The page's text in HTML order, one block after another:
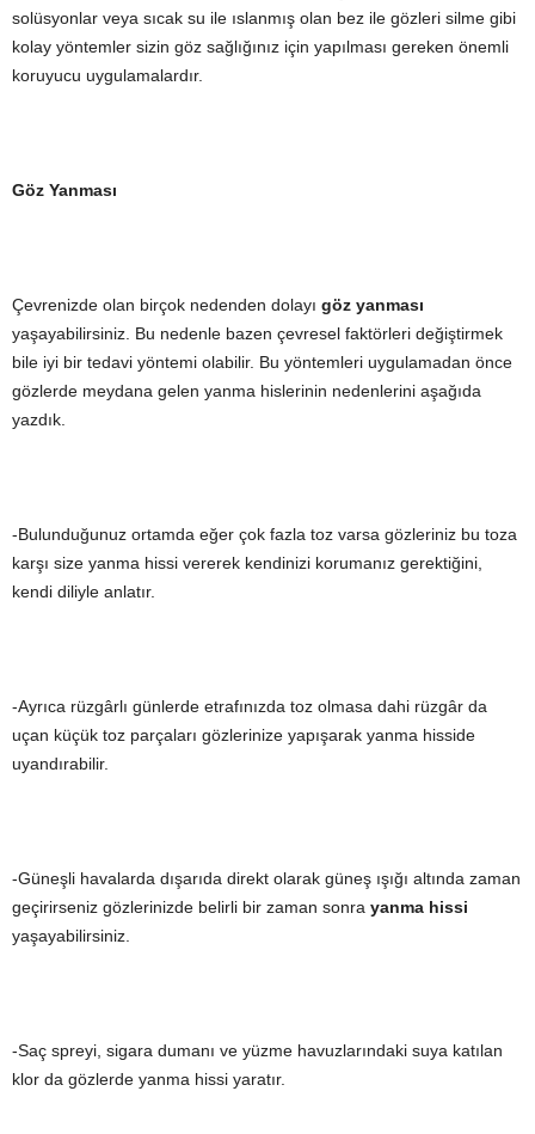
solüsyonlar veya sıcak su ile ıslanmış olan bez ile gözleri silme gibi
kolay yöntemler sizin göz sağlığınız için yapılması gereken önemli
koruyucu uygulamalardır.
Göz Yanması
Çevrenizde olan birçok nedenden dolayı göz yanması
yaşayabilirsiniz. Bu nedenle bazen çevresel faktörleri değiştirmek
bile iyi bir tedavi yöntemi olabilir. Bu yöntemleri uygulamadan önce
gözlerde meydana gelen yanma hislerinin nedenlerini aşağıda
yazdık.
-Bulunduğunuz ortamda eğer çok fazla toz varsa gözleriniz bu toza
karşı size yanma hissi vererek kendinizi korumanız gerektiğini,
kendi diliyle anlatır.
-Ayrıca rüzgârlı günlerde etrafınızda toz olmasa dahi rüzgâr da
uçan küçük toz parçaları gözlerinize yapışarak yanma hisside
uyandırabilir.
-Güneşli havalarda dışarıda direkt olarak güneş ışığı altında zaman
geçirirseniz gözlerinizde belirli bir zaman sonra yanma hissi
yaşayabilirsiniz.
-Saç spreyi, sigara dumanı ve yüzme havuzlarındaki suya katılan
klor da gözlerde yanma hissi yaratır.